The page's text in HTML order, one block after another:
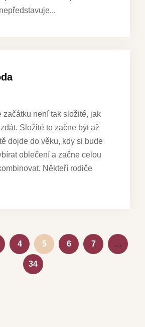
začátku není tak složité, jak
Složité to začne být až
dojde do věku, kdy si bude
oblečení a začne celou
Někteří rodiče
4 5 6 7 …
34